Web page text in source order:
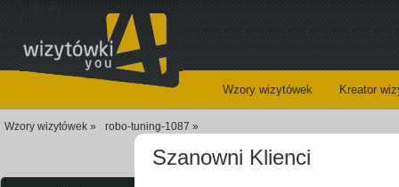
Wzory wizytówek Kreator
Wzory wizytówek » robo-tuning-1087 »
ABC
Szanowni Klienci